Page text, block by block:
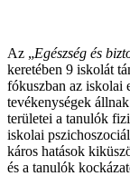
Az „Egészség és
keretében 9 iskolát
fókuszban az iskolai
tevékenységek
területei a tanulók
iskolai
káros hatások
és a tanulók